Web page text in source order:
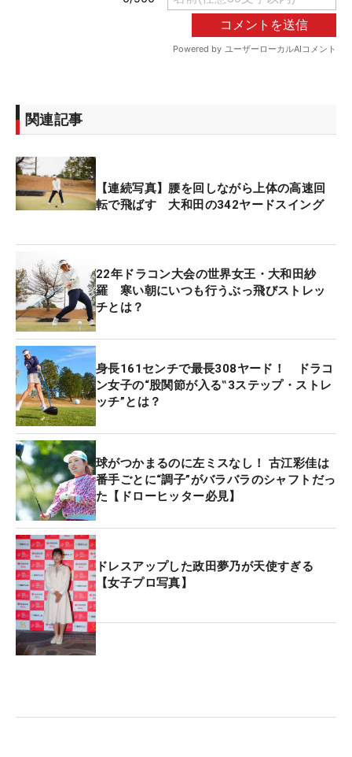
関連記事
【連続写真】腰を回しながら上体の高速回
転で飛ばす 大和田の342ヤードスイング
22年ドラコン大会の世界女王・大和田紗
羅 寒い朝にいつも行うぶっ飛びストレッ
チとは？
身長161センチで最長308ヤード！ ドラコ
ン女子の“股関節が入る‟3ステップ・ストレ
ッチ”とは？
球がつかまるのに左ミスなし！ 古江彩佳は
番手ごとに“調子”がバラバラのシャフトだっ
た【ドローヒッター必見】
ドレスアップした政田夢乃が天使すぎる
【女子プロ写真】